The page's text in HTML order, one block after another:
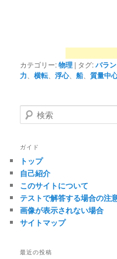
カテゴリー:物理 | タグ:バラ
力 、横転 、浮心、船、質量中
検
索
ガイド
トップ
自己紹介
このサイトについて
テストで解答する場合の注
画像が表示されない場合
サイトマップ
最近の投稿